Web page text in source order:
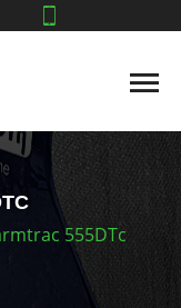
555DTc